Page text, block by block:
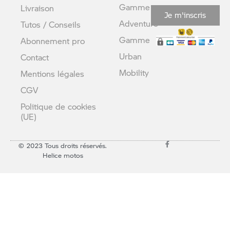
Livraison
Tutos / Conseils
Abonnement pro
Contact
Mentions légales
CGV
Politique de cookies
(UE)
Gamme
Adventure
Gamme
Urban
Mobility
Je m'inscris
© 2023 Tous droits réservés.
Helice motos